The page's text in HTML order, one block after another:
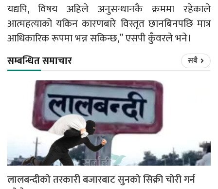
यद्यपि, विषय अहिले अनुसन्धानकै क्रममा रहेकाले
आत्महत्याको यकिन कारणबारे विस्तृत छानबिनपछि मात्र
आधिकारिक रूपमा भन्न सकिन्छ,” एसपी कुँवरले भने।
सम्बन्धित समाचार सबै
लालबन्दीको तरकारी बजारबाट सुनको सिक्री चोरी गर्न